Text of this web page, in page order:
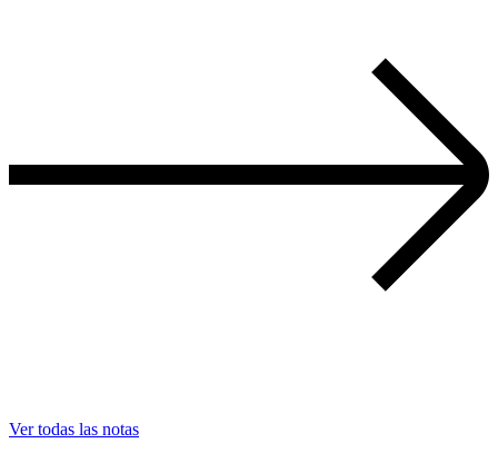
Ver todas las notas